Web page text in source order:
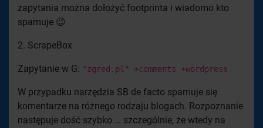
zapytania można dołożyć footprinta i wiadomo kto
spamuje 😉
2. ScrapeBox
Zapytanie w G: "zgred.pl" +comments +wordpress
W przypadku narzędzia SB de facto spamuje się
komentarze na różnego rodzaju blogach. Rozpoznanie
następuje dość szybko … szczególnie, że wtedy na